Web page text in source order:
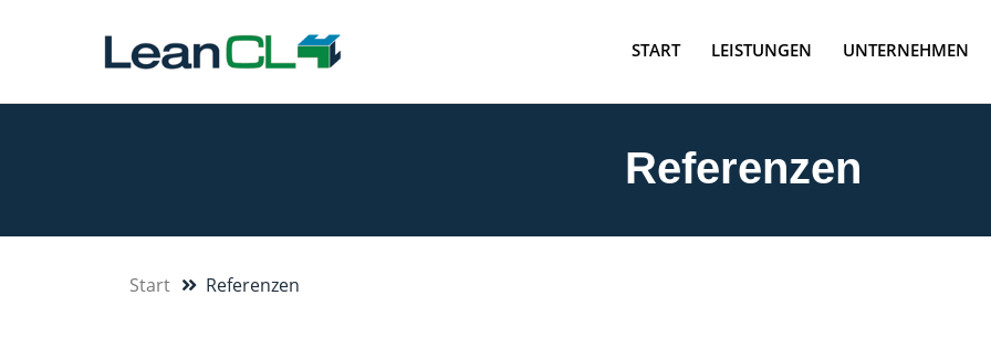
START(current)LEISTUNGEN UNTERNEHMEN
Referenzen
Start Referenzen